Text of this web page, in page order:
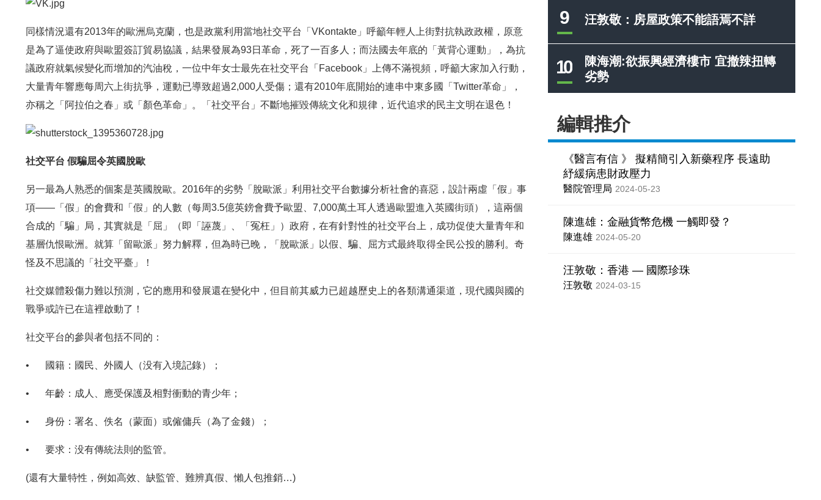
9 汪敦敬：房屋政策不能語焉不詳
10
陳海潮:欲振興經濟樓市 宜撤辣扭轉
劣勢
編輯推介
《醫言有信 》 擬精簡引入新藥程序 長遠助
紓緩病患財政壓力
醫院管理局 2024-05-23
陳進雄：金融貨幣危機 一觸即發？
陳進雄 2024-05-20
汪敦敬：香港 — 國際珍珠
汪敦敬 2024-03-15
同樣情況還有2013年的歐洲烏克蘭，也是政黨利用當地社交平台「VKontakte」呼籲年輕人上街對抗執政政權，原意
是為了逼使政府與歐盟簽訂貿易協議，結果發展為93日革命，死了一百多人；而法國去年底的「黃背心運動」，為抗
議政府就氣候變化而增加的汽油稅，一位中年女士最先在社交平台「Facebook」上傳不滿視頻，呼籲大家加入行動，
大量青年響應每周六上街抗爭，運動已導致超過2,000人受傷；還有2010年底開始的連串中東多國「Twitter革命」，
亦稱之「阿拉伯之春」或「顏色革命」。「社交平台」不斷地摧毀傳統文化和規律，近代追求的民主文明在退色！
社交平台 假騙屈令英國脫歐
另一最為人熟悉的個案是英國脫歐。2016年的劣勢「脫歐派」利用社交平台數據分析社會的喜惡，設計兩虛「假」事
項——「假」的會費和「假」的人數（每周3.5億英鎊會費予歐盟、7,000萬土耳人透過歐盟進入英國街頭），這兩個
合成的「騙」局，其實就是「屈」（即「誣蔑」、「冤枉」）政府，在有針對性的社交平台上，成功促使大量青年和
基層仇恨歐洲。就算「留歐派」努力解釋，但為時已晚，「脫歐派」以假、騙、屈方式最終取得全民公投的勝利。奇
怪及不思議的「社交平臺」！
社交媒體殺傷力難以預測，它的應用和發展還在變化中，但目前其威力已超越歷史上的各類溝通渠道，現代國與國的
戰爭或許已在這裡啟動了！
社交平台的參與者包括不同的：
• 國籍：國民、外國人（没有入境記錄）；
• 年齡：成人、應受保護及相對衝動的青少年；
• 身份：署名、佚名（蒙面）或僱傭兵（為了金錢）；
• 要求：没有傳統法則的監管。
(還有大量特性，例如高效、缺監管、難辨真假、懶人包推銷…)